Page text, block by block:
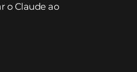
o Claude ao